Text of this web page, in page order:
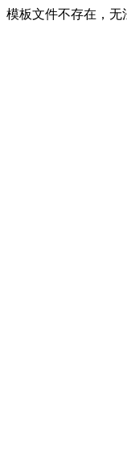
模板文件不存在，无